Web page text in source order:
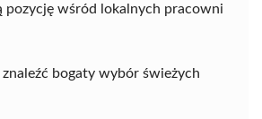
pozycję wśród lokalnych pracowni
bogaty wybór świeżych